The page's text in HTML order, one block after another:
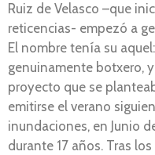
Ruiz de Velasco –que
reticencias- empezó a
El nombre tenía su
genuinamente botxero,
proyecto que se
emitirse el verano
inundaciones, en Junio
durante 17 años. Tras